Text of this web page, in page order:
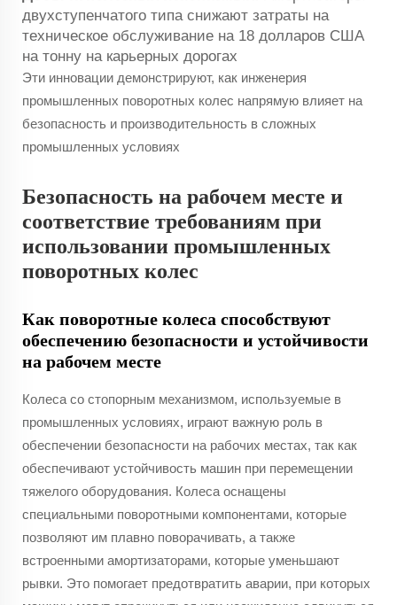
двухступенчатого типа снижают затраты на
техническое обслуживание на 18 долларов США
на тонну на карьерных дорогах
Эти инновации демонстрируют, как инженерия
промышленных поворотных колес напрямую влияет на
безопасность и производительность в сложных
промышленных условиях
Безопасность на рабочем месте и
соответствие требованиям при
использовании промышленных
поворотных колес
Как поворотные колеса способствуют
обеспечению безопасности и устойчивости
на рабочем месте
Колеса со стопорным механизмом, используемые в
промышленных условиях, играют важную роль в
обеспечении безопасности на рабочих местах, так как
обеспечивают устойчивость машин при перемещении
тяжелого оборудования. Колеса оснащены
специальными поворотными компонентами, которые
позволяют им плавно поворачивать, а также
встроенными амортизаторами, которые уменьшают
рывки. Это помогает предотвратить аварии, при которых